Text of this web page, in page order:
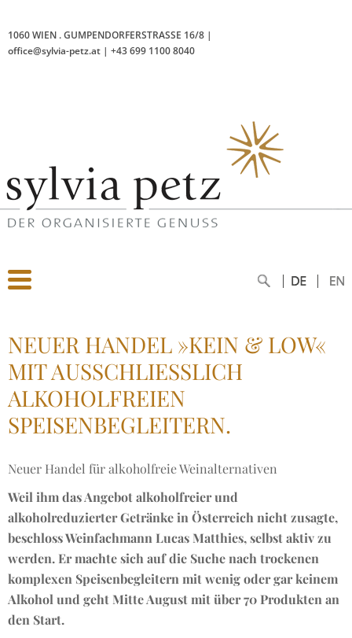
1060 WIEN .GUMPENDORFERSTRASSE 16/8 |
office@sylvia-petz.at | +43 699 1100 8040
NEUER HANDEL »KEIN & LOW«
MIT AUSSCHLIESSLICH A
LKOHOLFREIEN S
PEISENBEGLEITERN.
Neuer Handel für alkoholfreie Weinalternativen
Weil ihm das Angebot alkoholfreier und
alkoholreduzierter Getränke in Österreich nicht zusagte,
beschloss Weinfachmann Lucas Matthies, selbst aktiv zu
werden. Er machte sich auf die Suche nach trockenen
komplexen Speisenbegleitern mit wenig oder gar keinem
Alkohol und geht Mitte August mit über 70 Produkten an
den Start.